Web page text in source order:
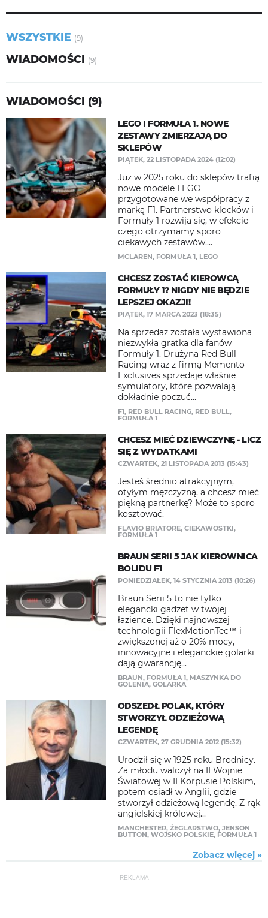
WSZYSTKIE (9)
WIADOMOŚCI (9)
WIADOMOŚCI (9)
LEGO I FORMUŁA 1. NOWE
ZESTAWY ZMIERZAJĄ DO
SKLEPÓW
PIĄTEK, 22 LISTOPADA 2024 (12:02)
Już w 2025 roku do sklepów trafią
nowe modele LEGO
przygotowane we współpracy z
marką F1. Partnerstwo klocków i
Formuły 1 rozwija się, w efekcie
czego otrzymamy sporo
ciekawych zestawów....
MCLAREN, FORMUŁA 1, LEGO
CHCESZ ZOSTAĆ KIEROWCĄ
FORMUŁY 1? NIGDY NIE BĘDZIE
LEPSZEJ OKAZJI!
PIĄTEK, 17 MARCA 2023 (18:35)
Na sprzedaż została wystawiona
niezwykła gratka dla fanów
Formuły 1. Drużyna Red Bull
Racing wraz z firmą Memento
Exclusives sprzedaje właśnie
symulatory, które pozwalają
dokładnie poczuć...
F1, RED BULL RACING, RED BULL,
FORMUŁA 1
CHCESZ MIEĆ DZIEWCZYNĘ - LICZ
SIĘ Z WYDATKAMI
CZWARTEK, 21 LISTOPADA 2013 (15:43)
Jesteś średnio atrakcyjnym,
otyłym mężczyzną, a chcesz mieć
piękną partnerkę? Może to sporo
kosztować.
FLAVIO BRIATORE, CIEKAWOSTKI,
FORMUŁA 1
BRAUN SERII 5 JAK KIEROWNICA
BOLIDU F1
PONIEDZIAŁEK, 14 STYCZNIA 2013 (10:26)
Braun Serii 5 to nie tylko
elegancki gadżet w twojej
łazience. Dzięki najnowszej
technologii FlexMotionTec™ i
zwiększonej aż o 20% mocy,
innowacyjne i eleganckie golarki
dają gwarancję...
BRAUN, FORMUŁA 1, MASZYNKA DO
GOLENIA, GOLARKA
ODSZEDŁ POLAK, KTÓRY
STWORZYŁ ODZIEŻOWĄ
LEGENDĘ
CZWARTEK, 27 GRUDNIA 2012 (15:32)
Urodził się w 1925 roku Brodnicy.
Za młodu walczył na II Wojnie
Światowej w II Korpusie Polskim,
potem osiadł w Anglii, gdzie
stworzył odzieżową legendę. Z rąk
angielskiej królowej...
MANCHESTER, ŻEGLARSTWO, JENSON
BUTTON, WOJSKO POLSKIE, FORMUŁA 1
Zobacz więcej »
REKLAMA